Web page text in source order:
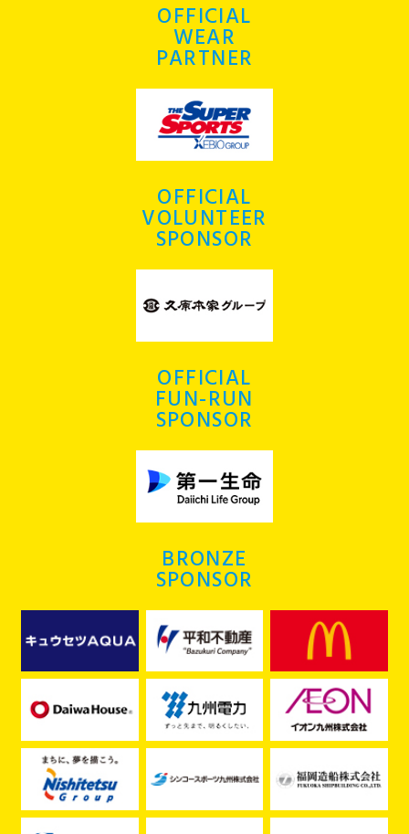
OFFICIAL
WEAR
PARTNER
OFFICIAL
VOLUNTEER
SPONSOR
OFFICIAL
FUN-RUN
SPONSOR
BRONZE
SPONSOR